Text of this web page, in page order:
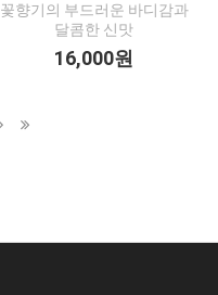
꽃향기의 부드러운 바디감과
달콤한 신맛
16,000원